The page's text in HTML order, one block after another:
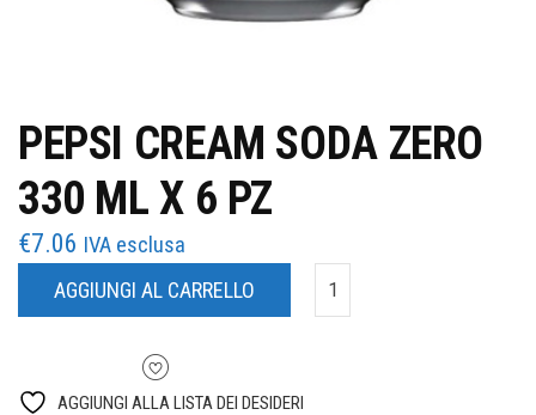
PEPSI CREAM SODA ZERO
330 ML X 6 PZ
€7.06 IVA esclusa
AGGIUNGI AL CARRELLO
AGGIUNGI ALLA LISTA DEI DESIDERI